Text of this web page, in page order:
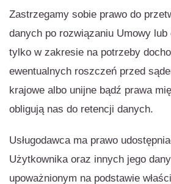
Zastrzegamy sobie prawo do
danych po rozwiązaniu Umowy
tylko w zakresie na potrzeby
ewentualnych roszczeń przed
krajowe albo unijne bądź prawa
obligują nas do retencji danych.
Usługodawca ma prawo
Użytkownika oraz innych jego
upoważnionym na podstawie